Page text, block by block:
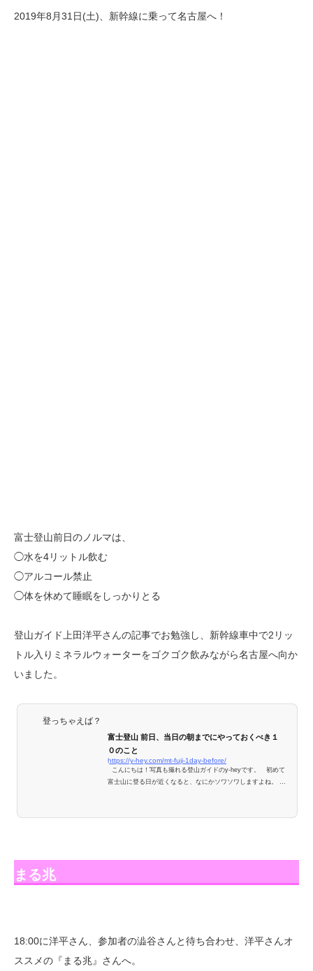
2019年8月31日(土)、新幹線に乗って名古屋へ！
富士登山前日のノルマは、
◯水を4リットル飲む
◯アルコール禁止
◯体を休めて睡眠をしっかりとる
登山ガイド上田洋平さんの記事でお勉強し、新幹線車中で2リッ
トル入りミネラルウォーターをゴクゴク飲みながら名古屋へ向か
いました。
登っちゃえば？
富士登山 前日、当日の朝までにやっておくべき１
０のこと
https://y-hey.com/mt-fuji-1day-before/
こんにちは！写真も撮れる登山ガイドのy-heyです。 初めて
富士山に登る日が近くなると、なにかソワソワしますよね。 今
まる兆
18:00に洋平さん、参加者の澁谷さんと待ち合わせ、洋平さんオ
ススメの『まる兆』さんへ。